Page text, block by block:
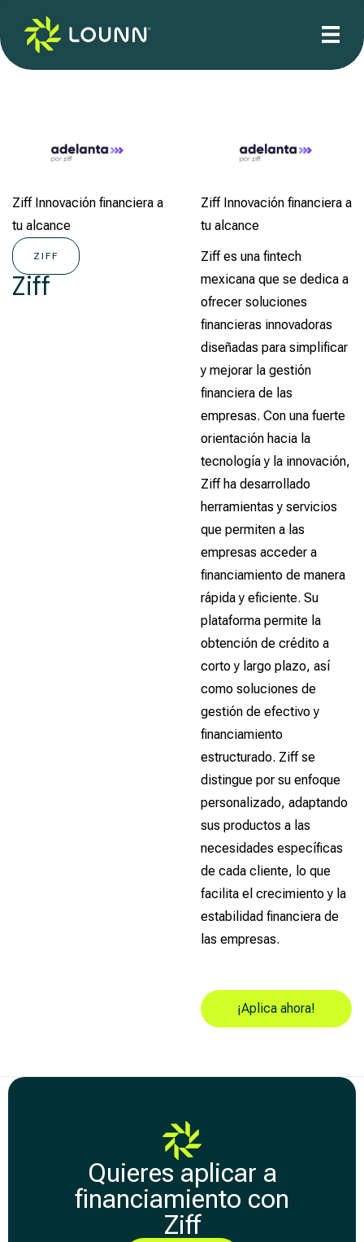
Ziff Innovación financiera a
tu alcance
ZIFF
Ziff
Ziff Innovación financiera a
tu alcance
Ziff es una fintech
mexicana que se dedica a
ofrecer soluciones
financieras innovadoras
diseñadas para simplificar
y mejorar la gestión
financiera de las
empresas. Con una fuerte
orientación hacia la
tecnología y la innovación,
Ziff ha desarrollado
herramientas y servicios
que permiten a las
empresas acceder a
financiamiento de manera
rápida y eficiente. Su
plataforma permite la
obtención de crédito a
corto y largo plazo, así
como soluciones de
gestión de efectivo y
financiamiento
estructurado. Ziff se
distingue por su enfoque
personalizado, adaptando
sus productos a las
necesidades específicas
de cada cliente, lo que
facilita el crecimiento y la
estabilidad financiera de
las empresas.
¡Aplica ahora!
Quieres aplicar a
financiamiento con
Ziff